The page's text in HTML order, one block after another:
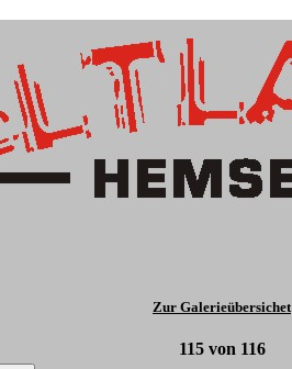
Zur Galerieübersichet
115von 116